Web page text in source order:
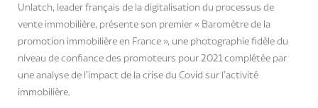
Unlatch, leader français de la digitalisation du processus de
vente immobilière, présente son premier « Baromètre de la
promotion immobilière en France », une photographie fidèle du
niveau de confiance des promoteurs pour 2021 complétée par
une analyse de l’impact de la crise du Covid sur l’activité
immobilière.